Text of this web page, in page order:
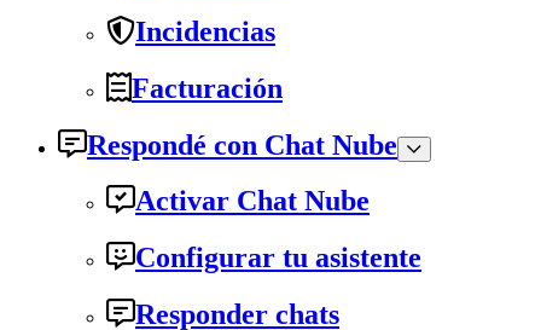
Incidencias
Facturación
Respondé con Chat Nube
Activar Chat Nube
Configurar tu asistente
Responder chats